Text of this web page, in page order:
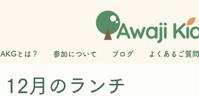
AKGとは？ 参加について ブログ よくあるご質問
12月のランチ